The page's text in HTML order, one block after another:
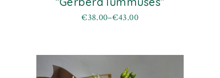
€38.00–€43.00